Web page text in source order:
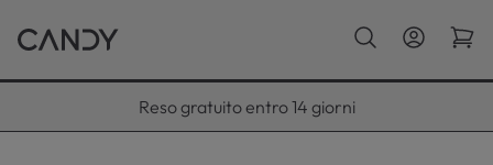
Paga con Klarna fino a 12 rate